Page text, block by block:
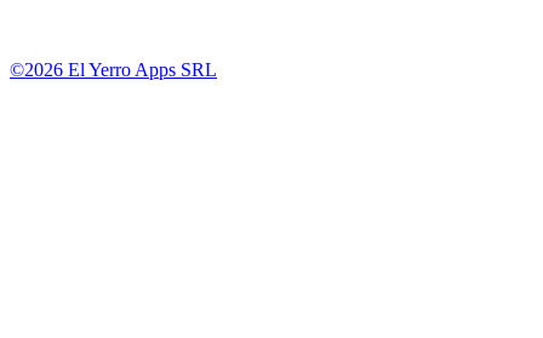
©2026 El Yerro Apps SRL